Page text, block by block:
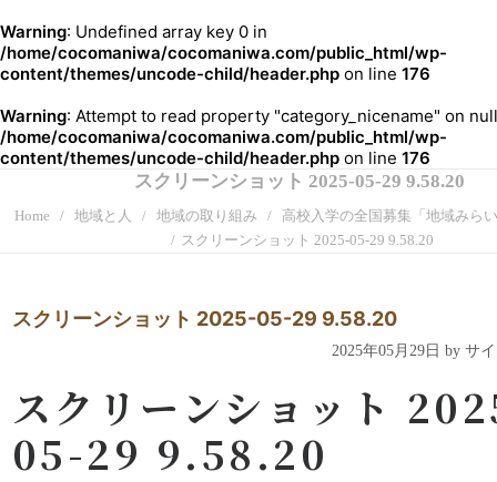
Warning: Undefined array key 0 in
/home/cocomaniwa/cocomaniwa.com/public_html/wp-
content/themes/uncode-child/header.php on line 176
Warning: Attempt to read property "category_nicename" on
/home/cocomaniwa/cocomaniwa.com/public_html/wp-
content/themes/uncode-child/header.php on line 176
スクリーンショット 2025-05-29 9.58.20
Home 地域と人 地域の取り組み
高校入学の全国募集「地域みら
スクリーンショット 2025-05-29 9.58.20
スクリーンショット 2025-05-29 9.58.20
2025年05月29日 by サ
スクリーンショット
05-29 9.58.20